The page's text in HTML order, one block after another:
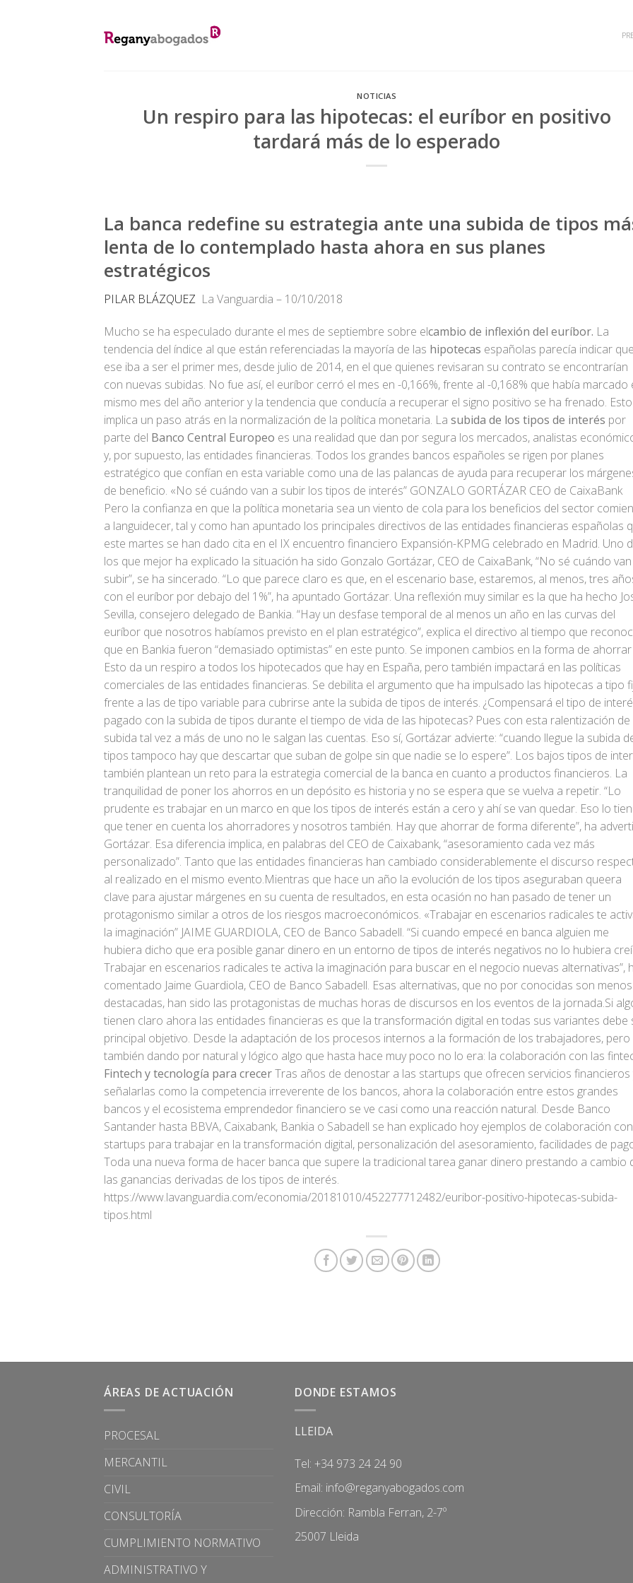
NOTICIAS
Un respiro para las hipotecas: el euríbor en positivo
tardará más de lo esperado
La banca redefine su estrategia ante una subida de tipos
lenta de lo contemplado hasta ahora en sus planes
estratégicos
PILAR BLÁZQUEZ La Vanguardia – 10/10/2018
Mucho se ha especulado durante el mes de septiembre sobre elcambio de inflexión del euríbor. La
tendencia del índice al que están referenciadas la mayoría de las hipotecas españolas parecía indicar que
ese iba a ser el primer mes, desde julio de 2014, en el que quienes revisaran su contrato se encontrarían
con nuevas subidas. No fue así, el euríbor cerró el mes en -0,166%, frente al -0,168% que había marcado
mismo mes del año anterior y la tendencia que conducía a recuperar el signo positivo se ha frenado.
implica un paso atrás en la normalización de la política monetaria. La subida de los tipos de interés por
parte del Banco Central Europeo es una realidad que dan por segura los mercados, analistas
y, por supuesto, las entidades financieras. Todos los grandes bancos españoles se rigen por planes
estratégico que confían en esta variable como una de las palancas de ayuda para recuperar los
de beneficio. «No sé cuándo van a subir los tipos de interés” GONZALO GORTÁZAR CEO de CaixaBank
Pero la confianza en que la política monetaria sea un viento de cola para los beneficios del sector
a languidecer, tal y como han apuntado los principales directivos de las entidades financieras españolas
este martes se han dado cita en el IX encuentro financiero Expansión-KPMG celebrado en Madrid. Uno
los que mejor ha explicado la situación ha sido Gonzalo Gortázar, CEO de CaixaBank, “No sé cuándo
subir”, se ha sincerado. “Lo que parece claro es que, en el escenario base, estaremos, al menos, tres
con el euríbor por debajo del 1%”, ha apuntado Gortázar. Una reflexión muy similar es la que ha hecho
Sevilla, consejero delegado de Bankia. “Hay un desfase temporal de al menos un año en las curvas del
euríbor que nosotros habíamos previsto en el plan estratégico”, explica el directivo al tiempo que
que en Bankia fueron “demasiado optimistas” en este punto. Se imponen cambios en la forma de ahorrar
Esto da un respiro a todos los hipotecados que hay en España, pero también impactará en las políticas
comerciales de las entidades financieras. Se debilita el argumento que ha impulsado las hipotecas a tipo
frente a las de tipo variable para cubrirse ante la subida de tipos de interés. ¿Compensará el tipo de
pagado con la subida de tipos durante el tiempo de vida de las hipotecas? Pues con esta ralentización de
subida tal vez a más de uno no le salgan las cuentas. Eso sí, Gortázar advierte: “cuando llegue la subida
tipos tampoco hay que descartar que suban de golpe sin que nadie se lo espere”. Los bajos tipos de
también plantean un reto para la estrategia comercial de la banca en cuanto a productos financieros. La
tranquilidad de poner los ahorros en un depósito es historia y no se espera que se vuelva a repetir. “Lo
prudente es trabajar en un marco en que los tipos de interés están a cero y ahí se van quedar. Eso lo
que tener en cuenta los ahorradores y nosotros también. Hay que ahorrar de forma diferente”, ha
Gortázar. Esa diferencia implica, en palabras del CEO de Caixabank, “asesoramiento cada vez más
personalizado”. Tanto que las entidades financieras han cambiado considerablemente el discurso
al realizado en el mismo evento.Mientras que hace un año la evolución de los tipos aseguraban queera
clave para ajustar márgenes en su cuenta de resultados, en esta ocasión no han pasado de tener un
protagonismo similar a otros de los riesgos macroeconómicos. «Trabajar en escenarios radicales te
la imaginación” JAIME GUARDIOLA, CEO de Banco Sabadell. “Si cuando empecé en banca alguien me
hubiera dicho que era posible ganar dinero en un entorno de tipos de interés negativos no lo hubiera
Trabajar en escenarios radicales te activa la imaginación para buscar en el negocio nuevas alternativas”,
comentado Jaime Guardiola, CEO de Banco Sabadell. Esas alternativas, que no por conocidas son menos
destacadas, han sido las protagonistas de muchas horas de discursos en los eventos de la jornada.Si
tienen claro ahora las entidades financieras es que la transformación digital en todas sus variantes debe
principal objetivo. Desde la adaptación de los procesos internos a la formación de los trabajadores, pero
también dando por natural y lógico algo que hasta hace muy poco no lo era: la colaboración con las
Fintech y tecnología para crecerTras años de denostar a las startups que ofrecen servicios financieros
señalarlas como la competencia irreverente de los bancos, ahora la colaboración entre estos grandes
bancos y el ecosistema emprendedor financiero se ve casi como una reacción natural. Desde Banco
Santander hasta BBVA, Caixabank, Bankia o Sabadell se han explicado hoy ejemplos de colaboración con
startups para trabajar en la transformación digital, personalización del asesoramiento, facilidades de
Toda una nueva forma de hacer banca que supere la tradicional tarea ganar dinero prestando a cambio
las ganancias derivadas de los tipos de interés.
https://www.lavanguardia.com/economia/20181010/452277712482/euribor-positivo-hipotecas-subida-
tipos.html
ÁREAS DE ACTUACIÓN
PROCESAL
MERCANTIL
CIVIL
CONSULTORÍA
CUMPLIMIENTO NORMATIVO
ADMINISTRATIVO Y
DONDE ESTAMOS
LLEIDA
Tel: +34 973 24 24 90
Email: info@reganyabogados.com
Dirección: Rambla Ferran, 2-7º
25007 Lleida